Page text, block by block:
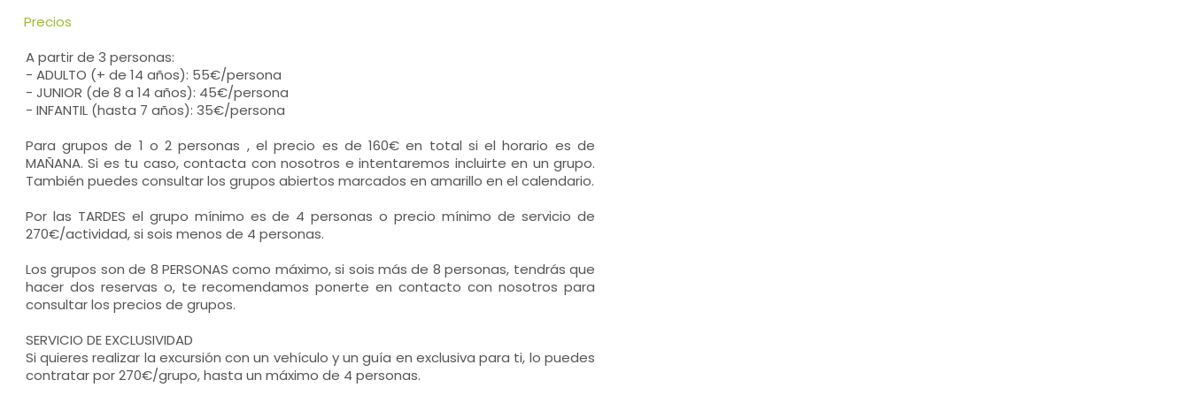
Precios
A partir de 3 personas:
- ADULTO (+ de 14 años): 55€/persona
- JUNIOR (de 8 a 14 años): 45€/persona
- INFANTIL (hasta 7 años): 35€/persona
Para grupos de 1 o 2 personas , el precio es de 160€ en total si el horario es de
MAÑANA. Si es tu caso, contacta con nosotros e intentaremos incluirte en un grupo.
También puedes consultar los grupos abiertos marcados en amarillo en el calendario.
Por las TARDES el grupo mínimo es de 4 personas o precio mínimo de servicio de
270€/actividad, si sois menos de 4 personas.
Los grupos son de 8 PERSONAS como máximo, si sois más de 8 personas, tendrás que
hacer dos reservas o, te recomendamos ponerte en contacto con nosotros para
consultar los precios de grupos.
SERVICIO DE EXCLUSIVIDAD
Si quieres realizar la excursión con un vehículo y un guía en exclusiva para ti, lo puedes
contratar por 270€/grupo, hasta un máximo de 4 personas.